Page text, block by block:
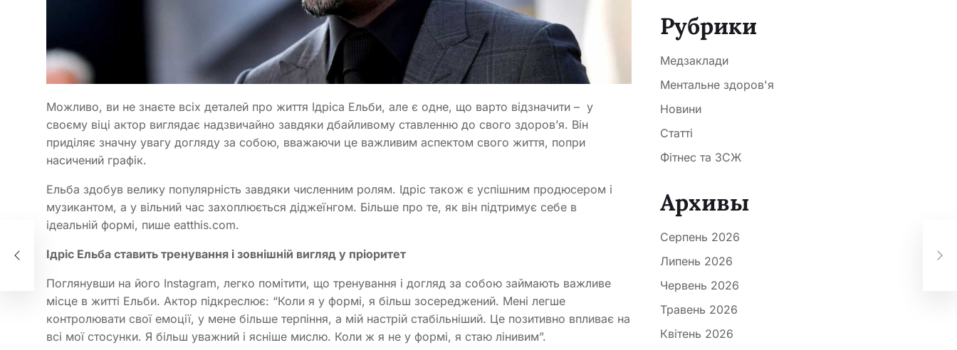
Можливо, ви не знаєте всіх деталей про життя Ідріса Ельби, але є одне, що варто відзначити – у
своєму віці актор виглядає надзвичайно завдяки дбайливому ставленню до свого здоров’я. Він
приділяє значну увагу догляду за собою, вважаючи це важливим аспектом свого життя, попри
насичений графік.
Ельба здобув велику популярність завдяки численним ролям. Ідріс також є успішним продюсером і
музикантом, а у вільний час захоплюється діджеїнгом. Більше про те, як він підтримує себе в
ідеальній формі, пише eatthis.com.
Ідріс Ельба ставить тренування і зовнішній вигляд у пріоритет
Поглянувши на його Instagram, легко помітити, що тренування і догляд за собою займають важливе
місце в житті Ельби. Актор підкреслює: “Коли я у формі, я більш зосереджений. Мені легше
контролювати свої емоції, у мене більше терпіння, а мій настрій стабільніший. Це позитивно впливає на
всі мої стосунки. Я більш уважний і ясніше мислю. Коли ж я не у формі, я стаю лінивим”.
Рубрики
Медзаклади
Ментальне здоров'я
Новини
Статті
Фітнес та ЗСЖ
Архивы
Серпень 2026
Липень 2026
Червень 2026
Травень 2026
Квітень 2026